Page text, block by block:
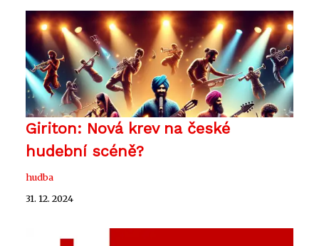
Giriton: Nová krev na české
hudební scéně?
hudba
31. 12. 2024